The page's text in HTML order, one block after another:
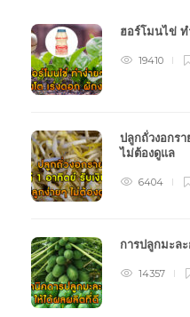
ฮอร์โมนไข่ ท
19410
ปลูกถั่วงอกรา
ไม่ต้องดูแล
6404
การปลูกมะล
14357